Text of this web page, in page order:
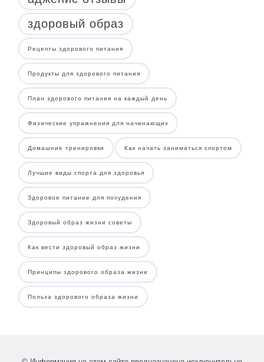
здоровый образ
Рецепты здорового питания
Продукты для здорового питания
План здорового питания на каждый день
Физические упражнения для начинающих
Домашние тренировки Как начать заниматься спортом
Лучшие виды спорта для здоровья
Здоровое питание для похудения
Здоровый образ жизни советы
Как вести здоровый образ жизни
Принципы здорового образа жизни
Польза здорового образа жизни